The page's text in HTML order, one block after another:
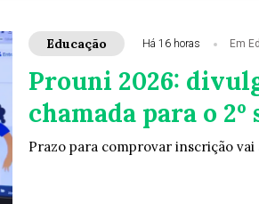
Educação Há 16 horas Em
Prouni 2026:
chamada para o 2º
Prazo para comprovar inscrição vai